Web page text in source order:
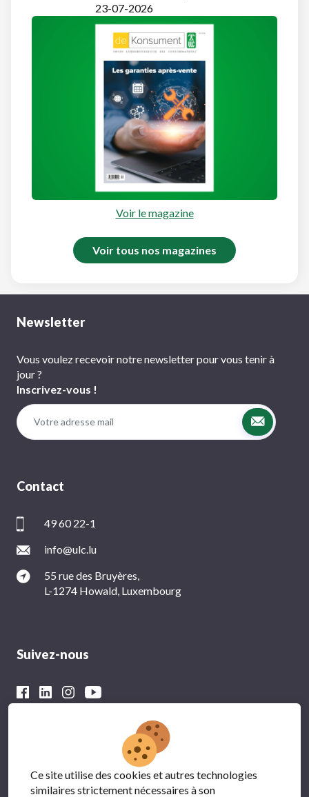
23-07-2026
Voir le magazine
Voir tous nos magazines
Newsletter
Vous voulez recevoir notre newsletter pour vous tenir à
jour ?
Inscrivez-vous !
Contact
49 60 22-1
info@ulc.lu
55 rue des Bruyères,
L-1274 Howald, Luxembourg
Suivez-nous
Avec le soutien financier du
Ce site utilise des cookies et autres technologies
similaires strictement nécessaires à son